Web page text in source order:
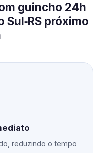
guincho 24h
Sul‑RS próximo
reduzindo o tempo